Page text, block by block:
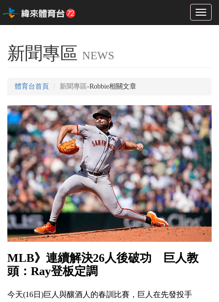
Toggle
新聞專區 NEWS
體育台首頁 新聞專區-Robbie相關文章
MLB》連續解決26人後破功 巨人教
頭：Ray登板定調
今天(16日)巨人與釀酒人的春訓比賽，巨人在先發投手